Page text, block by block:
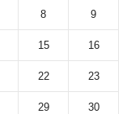
8 9
15 16
22 23
29 30